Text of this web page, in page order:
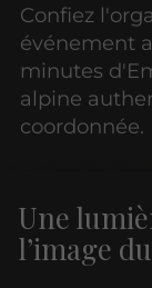
Confiez
événement
minutes
alpine
coordonnée.
Une
l’image